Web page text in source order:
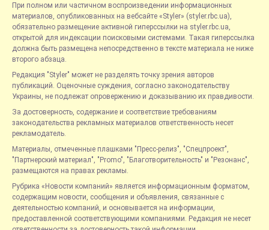
При полном или частичном воспроизведении информационных
материалов, опубликованных на вебсайте «Styler» (styler.rbc.ua),
обязательно размещение активной гиперссылки на styler.rbc.ua,
открытой для индексации поисковыми системами. Такая гиперссылка
должна быть размещена непосредственно в тексте материала не ниже
второго абзаца.
Редакция "Styler" может не разделять точку зрения авторов
публикаций. Оценочные суждения, согласно законодательству
Украины, не подлежат опровержению и доказыванию их правдивости.
За достоверность, содержание и соответствие требованиям
законодательства рекламных материалов ответственность несет
рекламодатель.
Материалы, отмеченные плашками "Пресс-релиз", "Спецпроект",
"Партнерский материал", "Promo", "Благотворительность" и "Резонанс",
размещаются на правах рекламы.
Рубрика «Новости компаний» является информационным форматом,
содержащим новости, сообщения и объявления, связанные с
деятельностью компаний, и основывается на информации,
предоставленной соответствующими компаниями. Редакция не несет